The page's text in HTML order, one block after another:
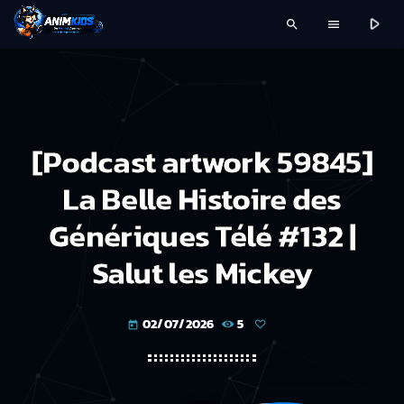
search menu play_arrow
[Podcast artwork 59845]
La Belle Histoire des
Génériques Télé #132 |
Salut les Mickey
today 02/07/2026 5